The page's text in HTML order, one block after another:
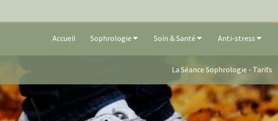
Accueil Sophrologie Soin & Santé Anti-stress
La Séance Sophrologie - Tarifs